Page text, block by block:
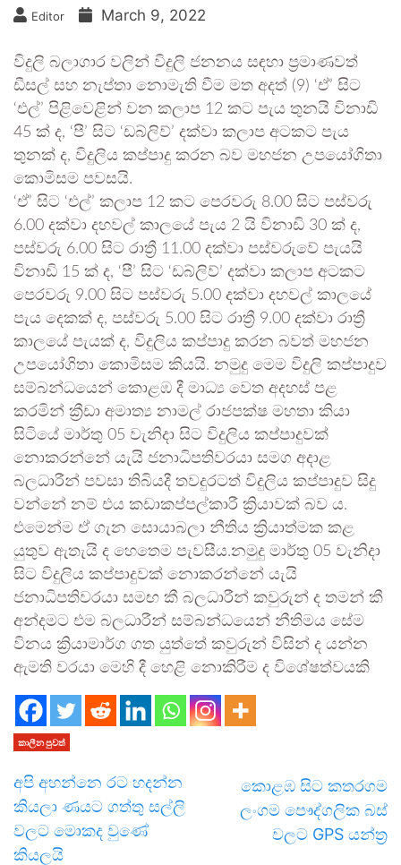
Editor March 9, 2022
විදුලි බලාගාර වලින් විදුලි ජනනය සඳහා ප්‍රමාණවත්
ඩීසල් සහ නැප්තා නොමැති වීම මත අදත් (9) ‘ඒ’ සිට
‘එල්’ පිළිවෙළින් වන කලාප 12 කට පැය තුනයි විනාඩි
45 ක් ද, ‘පී’ සිට ‘ඩබ්ලිව්’ දක්වා කලාප අටකට පැය
තුනක් ද, විදුලිය කප්පාදු කරන බව මහජන උපයෝගිතා
කොමිසම පවසයි.
‘ඒ’ සිට ‘එල්’ කලාප 12 කට පෙරවරු 8.00 සිට පස්වරු
6.00 දක්වා දහවල් කාලයේ පැය 2 යි විනාඩි 30 ක් ද,
පස්වරු 6.00 සිට රාත්‍රී 11.00 දක්වා පස්වරුවේ පැයයි
විනාඩි 15 ක් ද, ‘පී’ සිට ‘ඩබ්ලිව්’ දක්වා කලාප අටකට
පෙරවරු 9.00 සිට පස්වරු 5.00 දක්වා දහවල් කාලයේ
පැය දෙකක් ද, පස්වරු 5.00 සිට රාත්‍රී 9.00 දක්වා රාත්‍රී
කාලයේ පැයක් ද, විදුලිය කප්පාදු කරන බවත් මහජන
උපයෝගිතා කොමිසම කියයි. නමුදු මෙම විදුලි කප්පාදුව
සම්බන්ධයෙන් කොළඹ දී මාධ්‍ය වෙත අදහස් පළ
කරමින් ක්‍රීඩා අමාත්‍ය නාමල් රාජපක්ෂ මහතා කියා
සිටියේ මාර්තු 05 වැනිදා සිට විදුලිය කප්පාදුවක්
නොකරන්නේ යැයි ජනාධිපතිවරයා සමග අදාළ
බලධාරීන් පවසා තිබියදී තවදුරටත් විදුලිය කප්පාදුව සිදු
වන්නේ නම් එය කඩාකප්පල්කාරී ක්‍රියාවක් බව ය.
එමෙන්ම ඒ ගැන සොයාබලා නීතිය ක්‍රියාත්මක කළ
යුතුව ඇතැයි ද හෙතෙම පැවසීය.නමුදු මාර්තු 05 වැනිදා
සිට විදුලිය කප්පාදුවක් නොකරන්නේ යැයි
ජනාධිපතිවරයා සමඟ කී බලධාරීන් කවුරුන් ද තමන් කී
අන්දමට එම බලධාරීන් සම්බන්ධයෙන් නීතිමය සේම
විනය ක්‍රියාමාර්ග ගත යුත්තේ කවුරුන් විසින් ද යන්න
ඇමති වරයා මෙහි දී හෙළි නොකිරීම ද විශේෂත්වයකි
කාලීන පුවත්
අපි අහන්නෙ රට හදන්න
කියලා ණයට ගත්තු සල්ලි
වලට මොකද වුණේ
කියලයි
කොළඹ සිට කතරගම
ලංගම පෞද්ගලික බස්
වලට GPS යන්ත්‍ර